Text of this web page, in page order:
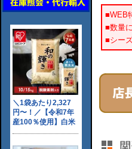
■WEB
■数量
■シー